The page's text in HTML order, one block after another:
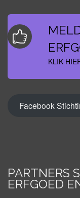
KLIK
Facebook
PARTNERS
ERFGOED